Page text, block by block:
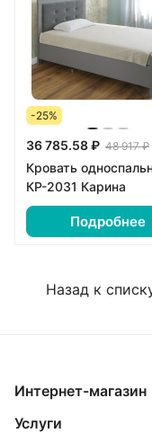
-25%
36 785.58 ₽ 48 917 ₽
Кровать
КР-2031 Карина
Подробнее
Назад к
Интернет-магазин
Услуги